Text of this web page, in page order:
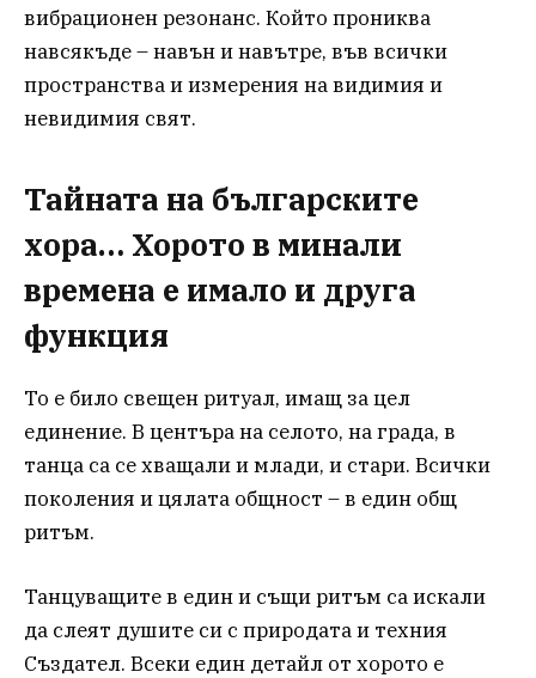
вибрационен резонанс. Който прониква
навсякъде – навън и навътре, във всички
пространства и измерения на видимия и
невидимия свят.
Тайната на българските
хора… Хорото в минали
времена е имало и друга
функция
То е било свещен ритуал, имащ за цел
единение. В центъра на селото, на града, в
танца са се хващали и млади, и стари. Всички
поколения и цялата общност – в един общ
ритъм.
Танцуващите в един и същи ритъм са искали
да слеят душите си с природата и техния
Създател. Всеки един детайл от хорото е